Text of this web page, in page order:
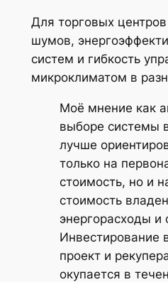
Для торговых
шумов,
систем и гибкость
микроклиматом в
Моё мнение как
выборе системы
лучше
только на
стоимость, но и
стоимость
энергорасходы и
Инвестирование
проект и
окупается в